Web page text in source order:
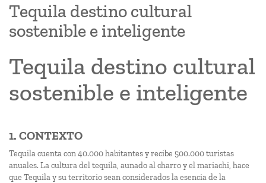
Tequila destino cultural
sostenible e inteligente
Tequila destino cultural
sostenible e inteligente
1. CONTEXTO
Tequila cuenta con 40.000 habitantes y recibe 500.000 turistas
anuales. La cultura del tequila, aunado al charro y el mariachi, hace
que Tequila y su territorio sean considerados la esencia de la